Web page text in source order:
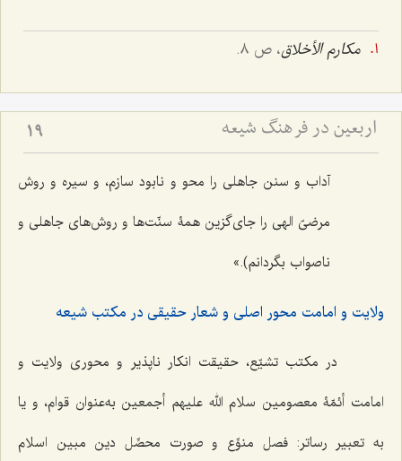
مکارم الأخلاق، ص ٨.
اربعین در فرهنگ شیعه 19
آداب و سنن جاهلی را محو و نابود سازم، و سیره و روش
مرضیّ الهی را جای‌گزین همۀ‌ سنّت‌ها و روش‌های جاهلی و
ناصواب بگردانم).»
ولایت و امامت محور اصلی و شعار حقیقی در مکتب شیعه
در مکتب تشیّع، حقیقت انکار ناپذیر و محوری ولایت و
امامت أئمّۀ معصومین سلام الله علیهم أجمعین به‌عنوان قوام، و یا
به تعبیر رساتر: فصل منوِّع و صورت محصِّل دین مبین اسلام